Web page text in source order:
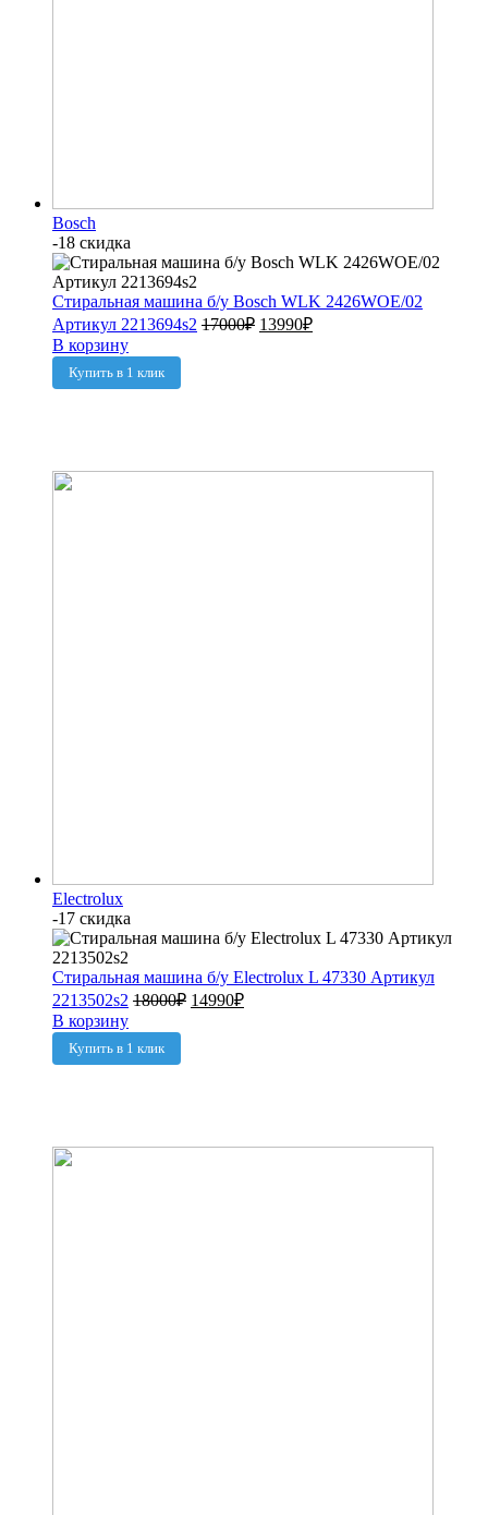
Bosch
-18 скидка
Стиральная машина б/у Bosch WLK 2426WOE/02
Артикул 2213694s2 17000₽ 13990₽
В корзину
Купить в 1 клик
Electrolux
-17 скидка
Стиральная машина б/у Electrolux L 47330 Артикул
2213502s2 18000₽ 14990₽
В корзину
Купить в 1 клик